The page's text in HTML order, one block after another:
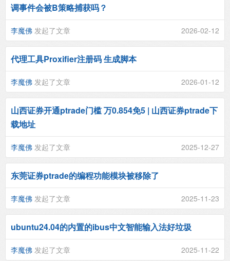
调事件会被B策略捕获吗？
李魔佛 发起了文章 2026-02-12
代理工具Proxifier注册码 生成脚本
李魔佛 发起了文章 2026-01-12
山西证券开通ptrade门槛 万0.854免5 | 山西证券ptrade下
载地址
李魔佛 发起了文章 2025-12-27
东莞证券ptrade的编程功能模块被移除了
李魔佛 发起了文章 2025-11-23
ubuntu24.04的内置的ibus中文智能输入法好垃圾
李魔佛 发起了文章 2025-11-22